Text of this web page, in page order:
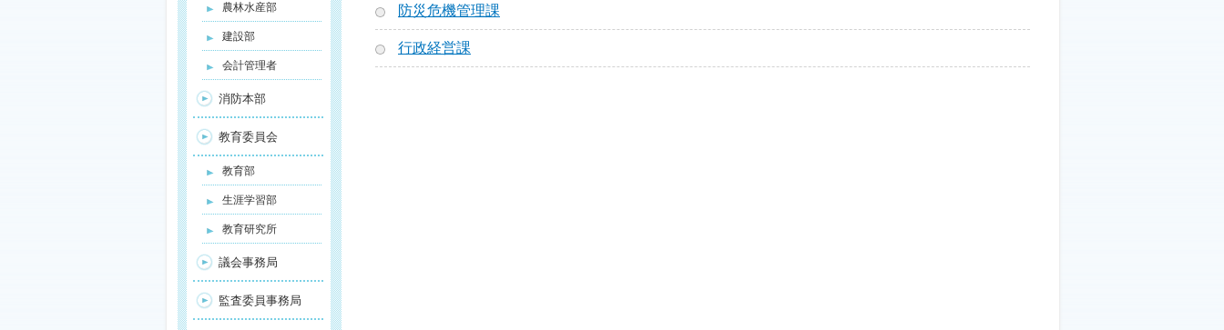
防災危機管理課
行政経営課
農林水産部
建設部
会計管理者
消防本部
教育委員会
教育部
生涯学習部
教育研究所
議会事務局
監査委員事務局